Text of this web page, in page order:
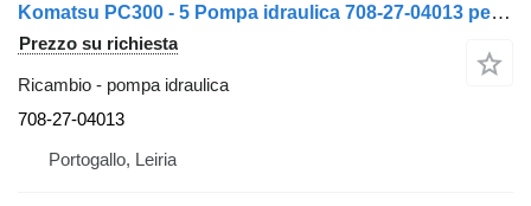
Komatsu PC300 - 5 Pompa idraulica 708-27-04013 per camion Komatsu
Prezzo su richiesta
Ricambio - pompa idraulica
708-27-04013
Portogallo, Leiria